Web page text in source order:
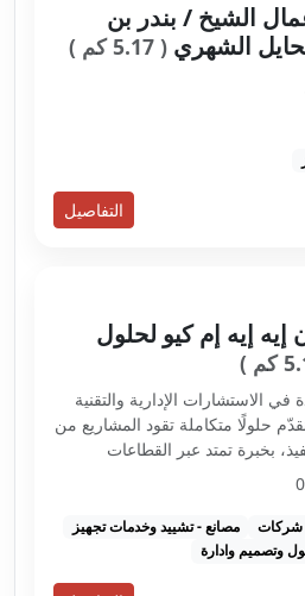
الشيخ / بندر بن
الشهري ( 5.17 كم )
التفاصيل
إيه إم كيو لحلول
الاستشارات الإدارية والتقنية
حلولًا متكاملة تقود المشاريع من
بخبرة تمتد عبر القطاعات
وبأعلى درجات الكفاءة والالتزام.
ال...
شركات
مصانع - تشييد وخدمات تجهيز
وتصميم وادارة